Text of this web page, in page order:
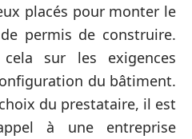
placés pour monter le
permis de construire.
sur les exigences
du bâtiment.
du prestataire, il est
à une entreprise